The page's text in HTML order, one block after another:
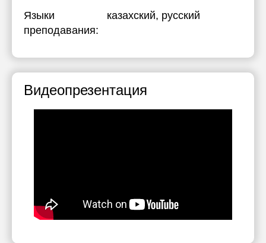
Языки
преподавания:
казахский, русский
Видеопрезентация